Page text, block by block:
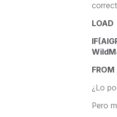
LOAD
¿Lo
Pero